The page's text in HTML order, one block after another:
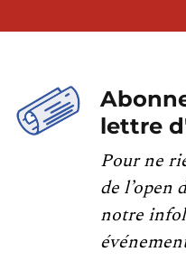
lettre
Pour ne
de l’open
notre